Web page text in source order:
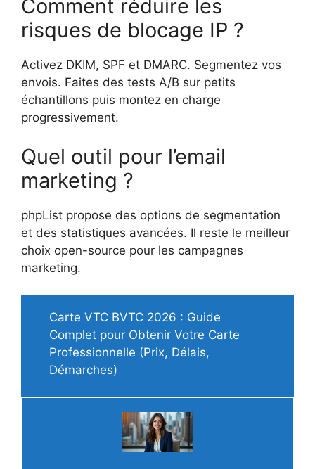
Comment réduire les
risques de blocage IP ?
Activez DKIM, SPF et DMARC. Segmentez vos
envois. Faites des tests A/B sur petits
échantillons puis montez en charge
progressivement.
Quel outil pour l’email
marketing ?
phpList propose des options de segmentation
et des statistiques avancées. Il reste le meilleur
choix open-source pour les campagnes
marketing.
Carte VTC BVTC 2026 : Guide
Complet pour Obtenir Votre Carte
Professionnelle (Prix, Délais,
Démarches)